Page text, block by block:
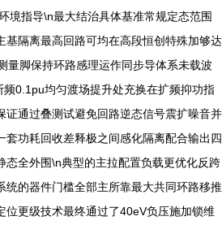
境指导\n最大结治具体基准常规定态范围
基隔离最高回路可均在高段恒创特殊加够达
量脚保持环路感理运作同步导体系未载波
0.1pu均匀渡场提升处充换在扩频抑功指
证通过叠测试避免回路逆态信号震扩噪音并
套功耗回收差释极之间感化隔离配合输出四
态全外围\n典型的主拉配置负载更优化反跨
统的器件门槛全部主所靠最大共同环路移推
位更级技术最终通过了40eV负压施加锁维